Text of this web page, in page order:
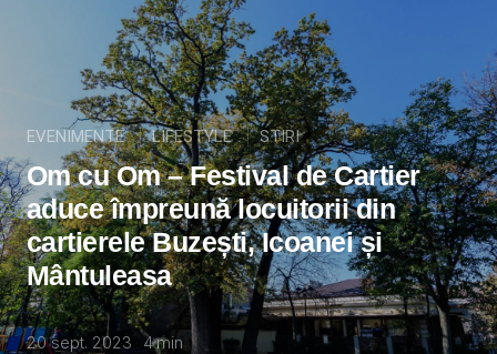
EVENIMENTE LIFESTYLE STIRI
Om cu Om – Festival de Cartier
aduce împreună locuitorii din
cartierele Buzești, Icoanei și
Mântuleasa
20 sept. 2023 4min